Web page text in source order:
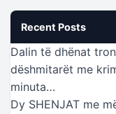
Recent Posts
Dalin të dhënat
dëshmitarët me
minuta…
Dy SHENJAT me